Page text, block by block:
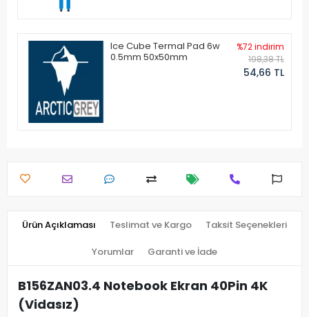
Ice Cube Termal Pad 6w
0.5mm 50x50mm
%72 indirim
198,38 TL
54,66 TL
Ürün Açıklaması Teslimat ve Kargo Taksit Seçenekleri
Yorumlar Garanti ve İade
B156ZAN03.4 Notebook Ekran 40Pin 4K
(Vidasız)